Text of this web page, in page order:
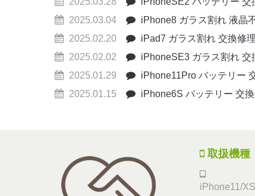
2025.03.04
iPhone8 ガラス割れ 液晶
2025.02.20
iPad7 ガラス割れ 交換修
2025.02.02
iPhoneSE3 ガラス割れ 交
2025.01.29
iPhone11Pro バッテリー
2025.01.15
iPhone6S バッテリー 交
取扱機種
iPhone11/